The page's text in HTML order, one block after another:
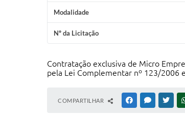
Modalidade
Nº da Licitação
Contratação exclusiva de Micro
pela Lei Complementar nº 123/2006
COMPARTILHAR FACEBOOKMESSENGER